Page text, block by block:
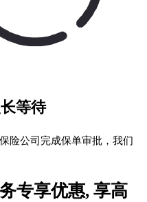
等待
险公司完成保单审批，我们
专享优惠, 享高